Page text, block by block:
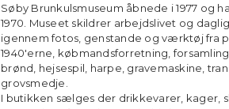
Søby Brunkulsmuseum åbnede i 1977 og
1970. Museet skildrer arbejdslivet og
igennem fotos, genstande og værktøj fra
1940'erne, købmandsforretning,
brønd, hejsespil, harpe, gravemaskine,
grovsmedje.
I butikken sælges der drikkevarer, kager,